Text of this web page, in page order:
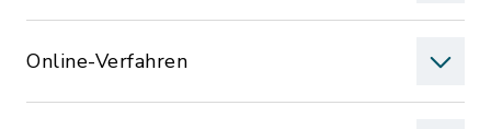
Online-Verfahren